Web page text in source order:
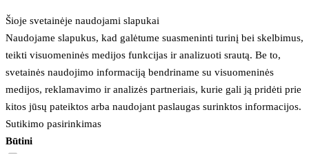
Šioje svetainėje naudojami slapukai
Naudojame slapukus, kad galėtume suasmeninti turinį bei skelbimus,
teikti visuomeninės medijos funkcijas ir analizuoti srautą. Be to,
svetainės naudojimo informaciją bendriname su visuomeninės
medijos, reklamavimo ir analizės partneriais, kurie gali ją pridėti prie
kitos jūsų pateiktos arba naudojant paslaugas surinktos informacijos.
Sutikimo pasirinkimas
Būtini